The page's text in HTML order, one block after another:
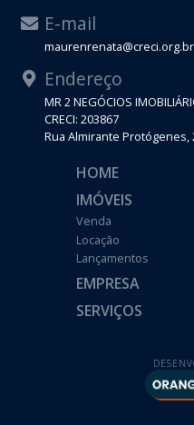
E-mail
maurenrenata@creci.org.br
Endereço
MR 2 NEGÓCIOS
CRECI: 203867
Rua Almirante Protógenes,
HOME
IMÓVEIS
Venda
Locação
Lançamentos
EMPRESA
SERVIÇOS